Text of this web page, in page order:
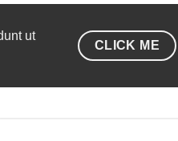
ut
CLICK ME